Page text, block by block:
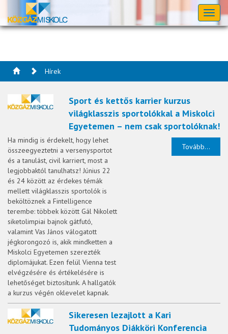
Hírek
Sport és kettős karrier kurzus
világklasszis sportolókkal a Miskolci
Egyetemen – nem csak sportolóknak!
Ha mindig is érdekelt, hogy lehet
összeegyeztetni a versenysportot
és a tanulást, civil karriert, most a
legjobbaktól tanulhatsz! Június 22
és 24 között az érdekes témák
mellett világklasszis sportolók is
beköltöznek a Fintelligence
terembe: többek között Gál Nikolett
siketolimpiai bajnok gátfutó,
valamint Vas János válogatott
jégkorongozó is, akik mindketten a
Miskolci Egyetemen szerezték
diplomájukat. Ezen felül Vienna test
elvégzésére és értékelésére is
lehetőséget biztosítunk. A hallgatók
a kurzus végén oklevelet kapnak.
Tovább...
Sikeresen lezajlott a Kari
Tudományos Diákköri Konferencia